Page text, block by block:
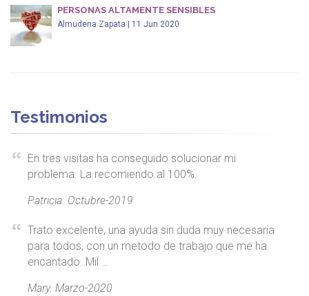
PERSONAS ALTAMENTE SENSIBLES
Almudena Zapata | 11 Jun 2020
Testimonios
En tres visitas ha conseguido solucionar mi
problema. La recomiendo al 100%.
Patricia. Octubre-2019
Trato excelente, una ayuda sin duda muy necesaria
para todos, con un metodo de trabajo que me ha
encantado. Mil …
Mary. Marzo-2020